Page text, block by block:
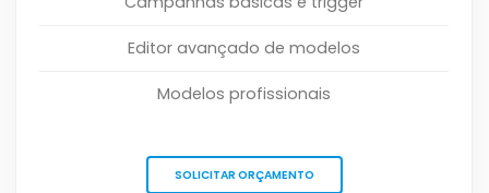
Editor avançado de modelos
Modelos profissionais
SOLICITAR ORÇAMENTO